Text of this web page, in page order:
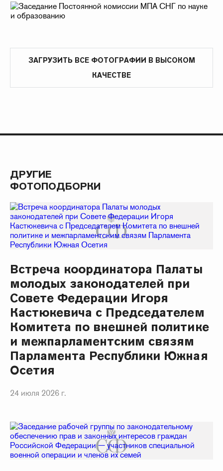
ЗАГРУЗИТЬ ВСЕ ФОТОГРАФИИ В ВЫСОКОМ
КАЧЕСТВЕ
ДРУГИЕ
ФОТОПОДБОРКИ
Встреча координатора Палаты
молодых законодателей при
Совете Федерации Игоря
Кастюкевича с Председателем
Комитета по внешней политике
и межпарламентским связям
Парламента Республики Южная
Осетия
24 июля 2026 г.